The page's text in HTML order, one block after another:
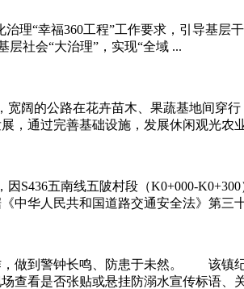
理“幸福360工程”工作要求，引导基层
层社会“大治理”，实现“全域 ...
阔的公路在花卉苗木、果蔬基地间穿行
通过完善基础设施，发展休闲观光农
S436五南线五陂村段（K0+000-
中华人民共和国道路交通安全法》第三
，做到警钟长鸣、防患于未然。 该镇
查看是否张贴或悬挂防溺水宣传标语、